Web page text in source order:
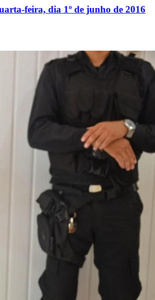
feira, dia 1º de junho de 2016